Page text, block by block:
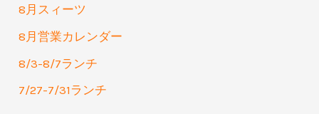
8月スィーツ
8月営業カレンダー
8/3-8/7ランチ
7/27-7/31ランチ